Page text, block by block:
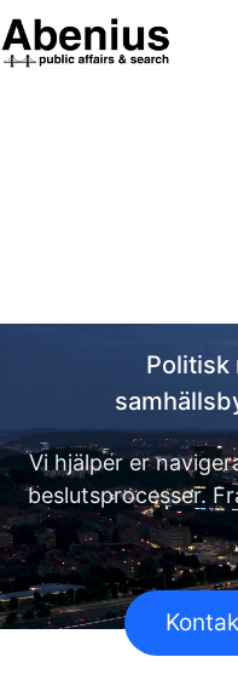
Politisk
Vi hjälper er
beslutsprocesser.